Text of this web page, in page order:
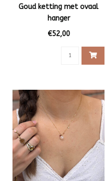
Goud ketting met ovaal
hanger
€52,00